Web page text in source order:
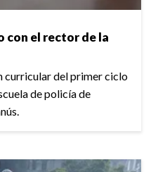
con el rector de la
curricular del primer ciclo
de policía de